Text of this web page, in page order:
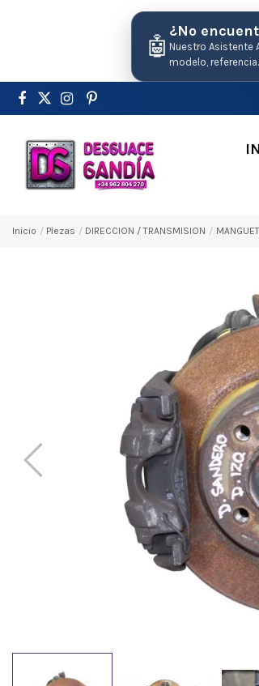
🤖
¿No
Nuestro Asistente
modelo, referencia.
Inicio Pіezas DIRECCION / TRANSMISION